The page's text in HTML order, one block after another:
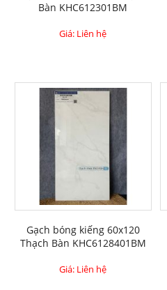
Bàn KHC612301BM
Giá: Liên hệ
Gạch bóng kiếng 60x120
Thạch Bàn KHC6128401BM
Giá: Liên hệ